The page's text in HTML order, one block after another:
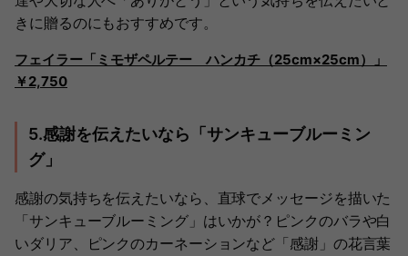
きに贈るのにもおすすめです。
フェイラー「ミモザペルテー ハンカチ（25cm×25cm）」
￥2,750
5.感謝を伝えたいなら「サンキューブルーミン
グ」
感謝の気持ちを伝えたいなら、直球でメッセージを描いた
「サンキューブルーミング」はいかが？ピンクのバラや白
いダリア、ピンクのカーネーションなど「感謝」の花言葉